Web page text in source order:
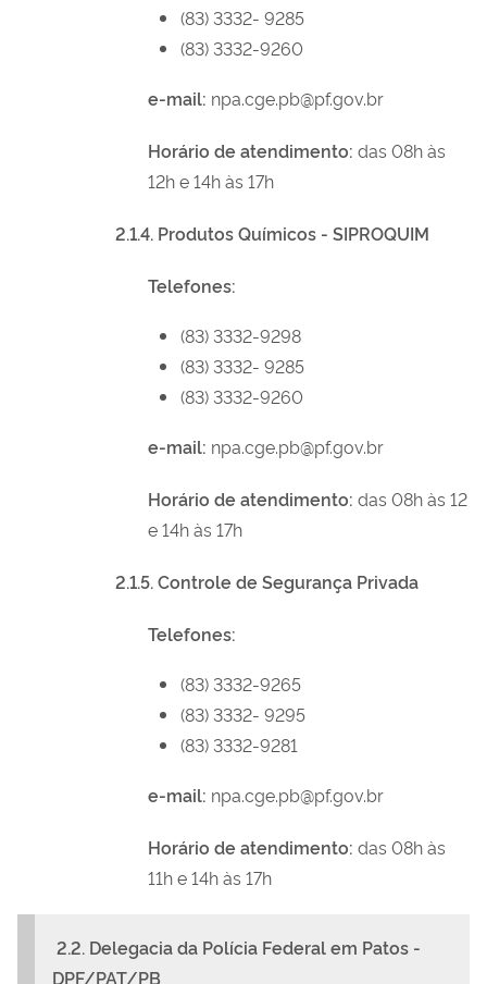
(83) 3332- 9285
(83) 3332-9260
e-mail: npa.cge.pb@pf.gov.br
Horário de atendimento: das 08h às
12h e 14h às 17h
2.1.4. Produtos Químicos - SIPROQUIM
Telefones:
(83) 3332-9298
(83) 3332- 9285
(83) 3332-9260
e-mail: npa.cge.pb@pf.gov.br
Horário de atendimento: das 08h às 12
e 14h às 17h
2.1.5. Controle de Segurança Privada
Telefones:
(83) 3332-9265
(83) 3332- 9295
(83) 3332-9281
e-mail: npa.cge.pb@pf.gov.br
Horário de atendimento: das 08h às
11h e 14h às 17h
2.2. Delegacia da Polícia Federal em Patos -
DPF/PAT/PB